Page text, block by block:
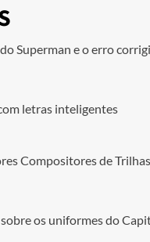
Superman e o erro
letras inteligentes
Compositores de
sobre os uniformes do